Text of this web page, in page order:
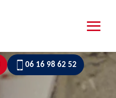
06 16 98 62 52